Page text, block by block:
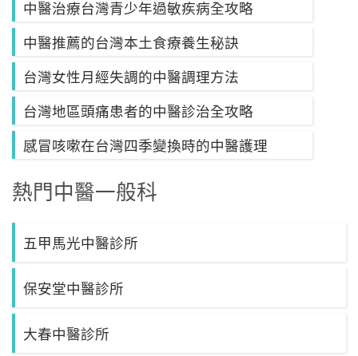
中醫治療台灣青少年過敏疾病全攻略
中醫推薦的台灣本土食療養生秘訣
台灣女性月經失調的中醫調理方法
台灣地區頭痛患者的中醫診治全攻略
感冒咳嗽在台灣四季變換時的中醫護理
熱門中醫一般科
五甲馬光中醫診所
保安堂中醫診所
大春中醫診所